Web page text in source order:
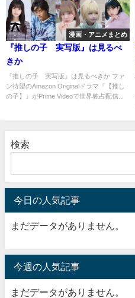
漫画・アニメまとめ
『推しの子 実写版』は見るべ
きか
『推しの子 実写版』は見るべきか ファ
ン待望のAmazon Originalドラマ『【推し
の子】』がPrime Videoで世界独占配信...
検索
今日の人気記事
まだデータがありません。
今週の人気記事
まだデータがありません。